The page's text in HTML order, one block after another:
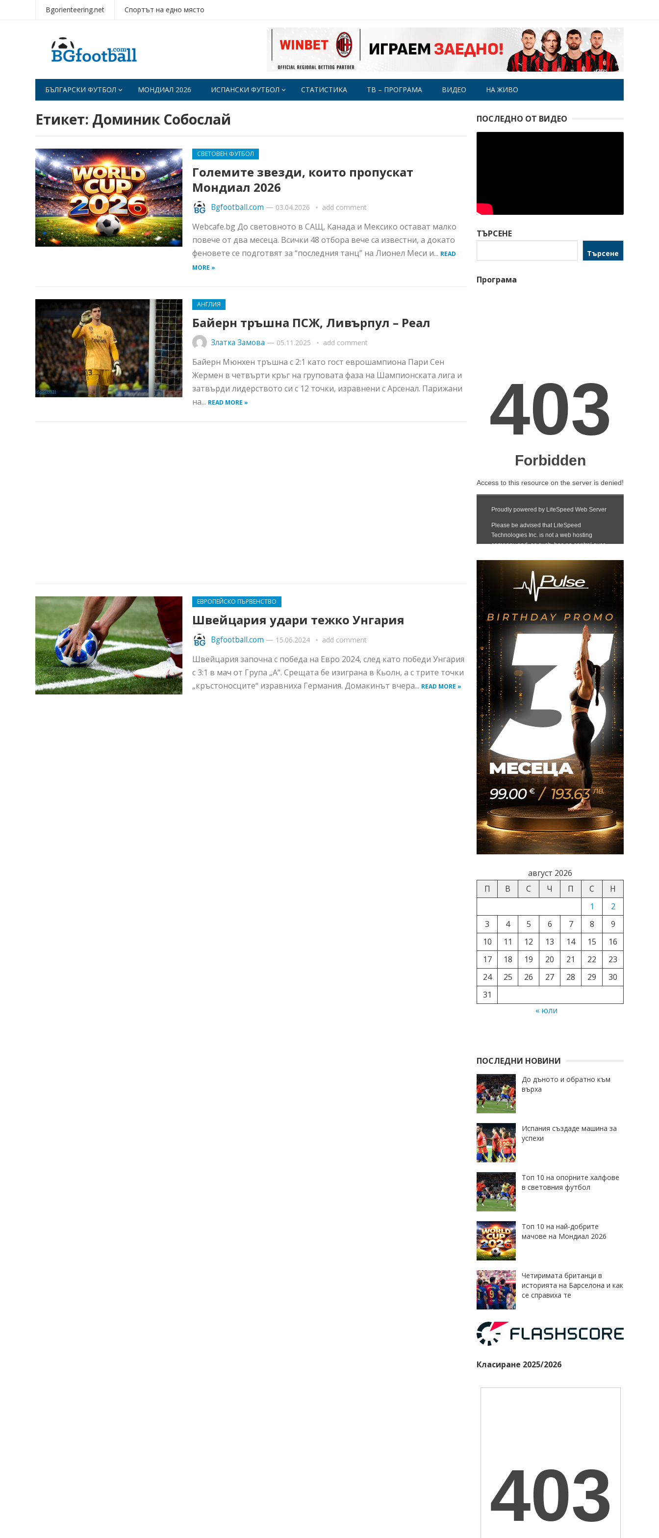
Bgorienteering.net Спортът на едно място
БЪЛГАРСКИ ФУТБОЛ МОНДИАЛ 2026 ИСПАНСКИ ФУТБОЛ СТАТИСТИКА ТВ – ПРОГРАМА ВИДЕО НА ЖИВО
Етикет: Доминик Собослай
СВЕТОВЕН ФУТБОЛ
Големите звезди, които пропускат
Мондиал 2026
Bgfootball.com — 03.04.2026 add comment
Webcafe.bg До световното в САЩ, Канада и Мексико остават малко
повече от два месеца. Всички 48 отбора вече са известни, а докато
феновете се подготвят за “последния танц” на Лионел Меси и... READ
MORE »
АНГЛИЯ
Байерн тръшна ПСЖ, Ливърпул – Реал
Златка Замова — 05.11.2025 add comment
Байерн Мюнхен тръшна с 2:1 като гост еврошампиона Пари Сен
Жермен в четвърти кръг на груповата фаза на Шампионската лига и
затвърди лидерството си с 12 точки, изравнени с Арсенал. Парижани
на... READ MORE »
ЕВРОПЕЙСКО ПЪРВЕНСТВО
Швейцария удари тежко Унгария
Bgfootball.com — 15.06.2024 add comment
Швейцария започна с победа на Евро 2024, след като победи Унгария
с 3:1 в мач от Група „А“. Срещата бе изиграна в Кьолн, а с трите точки
„кръстоносците“ изравниха Германия. Домакинът вчера... READ MORE »
ПОСЛЕДНО ОТ ВИДЕО
ТЪРСЕНЕ
Търсене
Програма
август 2026
П
В С Ч П С
Н
1
2
3
4 5 6 7 8
9
10
11 12 13 14 15
16
17
18 19 20 21 22
23
24
25 26 27 28 29
30
31
« юли
ПОСЛЕДНИ НОВИНИ
До дъното и обратно към
върха
Испания създаде машина за
успехи
Топ 10 на опорните халфове
в световния футбол
Топ 10 на най-добрите
мачове на Мондиал 2026
Четиримата британци в
историята на Барселона и как
се справиха те
Класиране 2025/2026